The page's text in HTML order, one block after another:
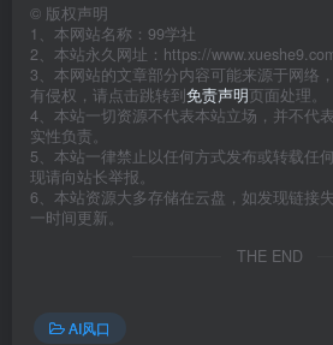
© 版权声明
1、本网站名称：99学社
2、本站永久网址：https://
3、本网站的文章部分内容可能来源于网络
有侵权，请点击跳转到免责声明页面处理。
4、本站一切资源不代表本站立场，并不代
实性负责。
5、本站一律禁止以任何方式发布或转载任
现请向站长举报。
6、本站资源大多存储在云盘，如发现链接
一时间更新。
THE END
AI风口